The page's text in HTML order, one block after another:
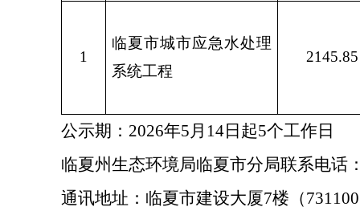
1
临夏市城市应急水处理
系统工程
2145.85
公示期： 2026年5月14日起5个工作日
临夏州生态环境局临夏市分局联系电话
通讯地址：临夏市建设大厦7楼（